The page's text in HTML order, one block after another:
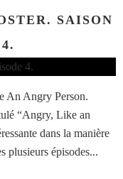
SAISON
An Angry Person.
“Angry, Like an
dans la manière
plusieurs épisodes...